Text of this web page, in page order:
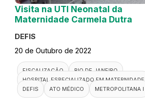
Visita na UTI Neonatal da
Maternidade Carmela Dutra
DEFIS
20 de Outubro de 2022
FISCALIZAÇÃO
RIO DE JANEIRO
HOSPITAL ESPECIALIZADO EM MATERNIDADE
DEFIS
ATO MÉDICO METROPOLITANA I